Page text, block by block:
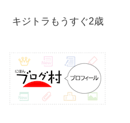
キジトラもうすぐ2歳